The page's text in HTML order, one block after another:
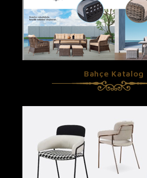
Bahçe Katalog